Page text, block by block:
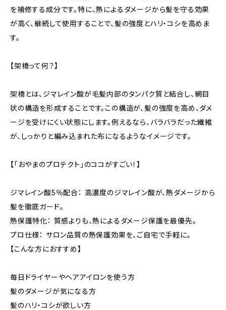
を補修する成分です。特に、熱によるダメージから髪を守る効果
が高く、継続して使用することで、髪の強度とハリ・コシを高めま
す。
【架橋って何？】
架橋とは、ジマレイン酸が毛髪内部のタンパク質と結合し、網目
状の構造を形成することです。この構造が、髪の強度を高め、ダメ
ージを受けにくい状態にします。例えるなら、バラバラだった繊維
が、しっかりと編み込まれた布になるようなイメージです。
【「おやまのプロテクト」のココがすごい！】
ジマレイン酸5％配合： 高濃度のジマレイン酸が、熱ダメージから
髪を徹底ガード。
熱保護特化： 質感よりも、熱によるダメージ保護を最優先。
プロ仕様： サロン品質の熱保護効果を、ご自宅で手軽に。
【こんな方におすすめ】
毎日ドライヤーやヘアアイロンを使う方
髪のダメージが気になる方
髪のハリ・コシが欲しい方